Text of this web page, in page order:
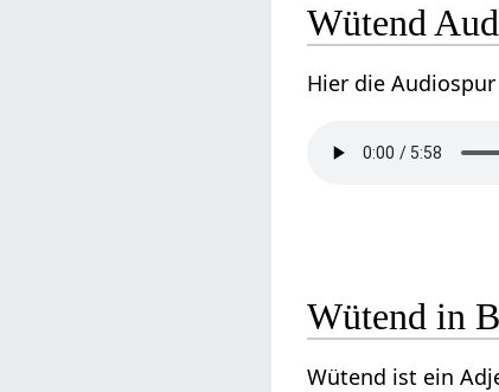
Wütend
Hier die
Wütend in
Wütend ist ein